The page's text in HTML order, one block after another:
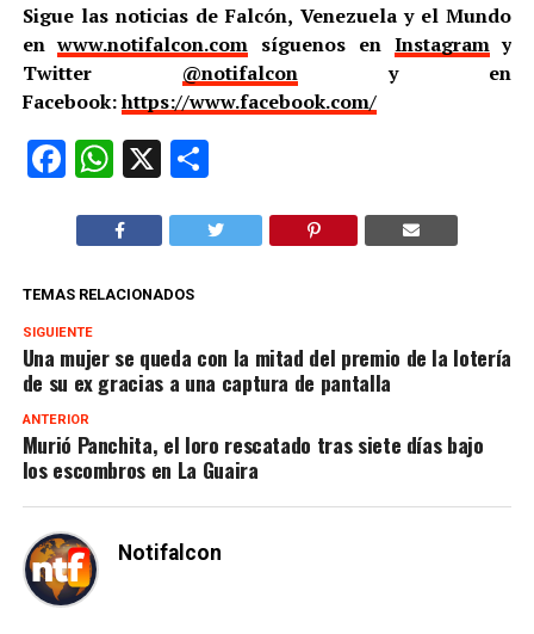
Sigue las noticias de Falcón, Venezuela y el Mundo
enwww.notifalcon.com síguenos en Instagramy
Twitter @notifalcony en
Facebook:https://www.facebook.com/
Facebook
WhatsApp
X Compartir
TEMAS RELACIONADOS
SIGUIENTE
Una mujer se queda con la mitad del premio de la lotería
de su ex gracias a una captura de pantalla
ANTERIOR
Murió Panchita, el loro rescatado tras siete días bajo
los escombros en La Guaira
Notifalcon